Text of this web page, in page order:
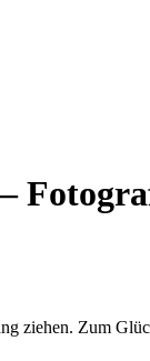
ziehen. Zum